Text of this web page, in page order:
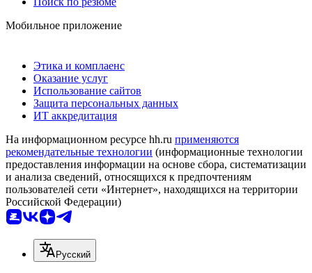
Мобильное приложение
Этика и комплаенс
Оказание услуг
Использование сайтов
Защита персональных данных
ИТ аккредитация
На информационном ресурсе hh.ru применяются
рекомендательные технологии (информационные технологии
предоставления информации на основе сбора, систематизации
и анализа сведений, относящихся к предпочтениям
пользователей сети «Интернет», находящихся на территории
Российской Федерации)
Русский